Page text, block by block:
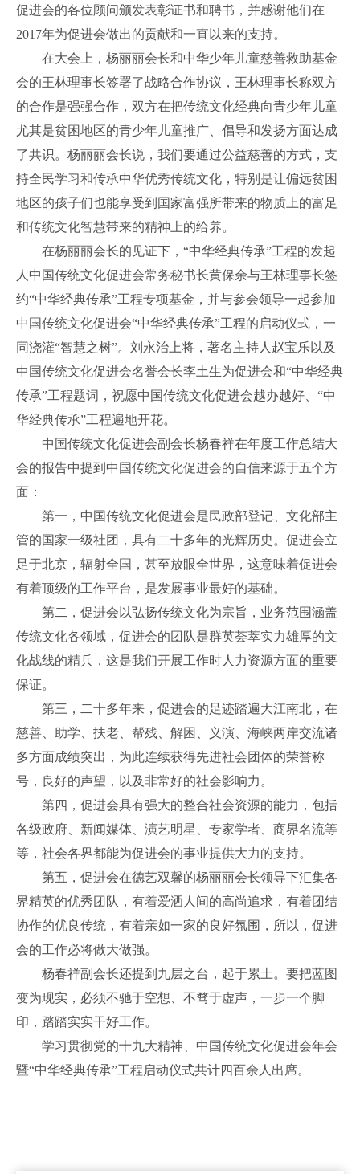
促进会的各位顾问颁发表彰证书和聘书，并感谢他们在
2017年为促进会做出的贡献和一直以来的支持。
在大会上，杨丽丽会长和中华少年儿童慈善救助基金
会的王林理事长签署了战略合作协议，王林理事长称双方
的合作是强强合作，双方在把传统文化经典向青少年儿童
尤其是贫困地区的青少年儿童推广、倡导和发扬方面达成
了共识。杨丽丽会长说，我们要通过公益慈善的方式，支
持全民学习和传承中华优秀传统文化，特别是让偏远贫困
地区的孩子们也能享受到国家富强所带来的物质上的富足
和传统文化智慧带来的精神上的给养。
在杨丽丽会长的见证下，“中华经典传承”工程的发起
人中国传统文化促进会常务秘书长黄保余与王林理事长签
约“中华经典传承”工程专项基金，并与参会领导一起参加
中国传统文化促进会“中华经典传承”工程的启动仪式，一
同浇灌“智慧之树”。刘永治上将，著名主持人赵宝乐以及
中国传统文化促进会名誉会长李土生为促进会和“中华经典
传承”工程题词，祝愿中国传统文化促进会越办越好、“中
华经典传承”工程遍地开花。
中国传统文化促进会副会长杨春祥在年度工作总结大
会的报告中提到中国传统文化促进会的自信来源于五个方
面：
第一，中国传统文化促进会是民政部登记、文化部主
管的国家一级社团，具有二十多年的光辉历史。促进会立
足于北京，辐射全国，甚至放眼全世界，这意味着促进会
有着顶级的工作平台，是发展事业最好的基础。
第二，促进会以弘扬传统文化为宗旨，业务范围涵盖
传统文化各领域，促进会的团队是群英荟萃实力雄厚的文
化战线的精兵，这是我们开展工作时人力资源方面的重要
保证。
第三，二十多年来，促进会的足迹踏遍大江南北，在
慈善、助学、扶老、帮残、解困、义演、海峡两岸交流诸
多方面成绩突出，为此连续获得先进社会团体的荣誉称
号，良好的声望，以及非常好的社会影响力。
第四，促进会具有强大的整合社会资源的能力，包括
各级政府、新闻媒体、演艺明星、专家学者、商界名流等
等，社会各界都能为促进会的事业提供大力的支持。
第五，促进会在德艺双馨的杨丽丽会长领导下汇集各
界精英的优秀团队，有着爱洒人间的高尚追求，有着团结
协作的优良传统，有着亲如一家的良好氛围，所以，促进
会的工作必将做大做强。
杨春祥副会长还提到九层之台，起于累土。要把蓝图
变为现实，必须不驰于空想、不骛于虚声，一步一个脚
印，踏踏实实干好工作。
学习贯彻党的十九大精神、中国传统文化促进会年会
暨“中华经典传承”工程启动仪式共计四百余人出席。